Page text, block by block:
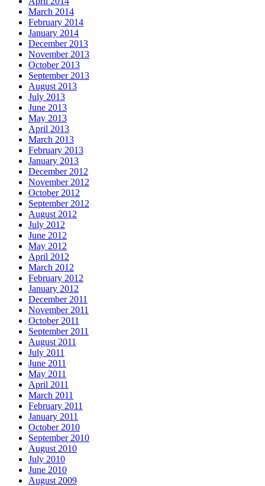
March 2014
February 2014
January 2014
December 2013
November 2013
October 2013
September 2013
August 2013
July 2013
June 2013
May 2013
April 2013
March 2013
February 2013
January 2013
December 2012
November 2012
October 2012
September 2012
August 2012
July 2012
June 2012
May 2012
April 2012
March 2012
February 2012
January 2012
December 2011
November 2011
October 2011
September 2011
August 2011
July 2011
June 2011
May 2011
April 2011
March 2011
February 2011
January 2011
October 2010
September 2010
August 2010
July 2010
June 2010
August 2009